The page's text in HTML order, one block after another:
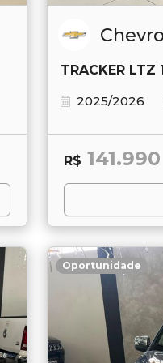
TRACKER
2025/2026
R$ 141.990
Oportunidade